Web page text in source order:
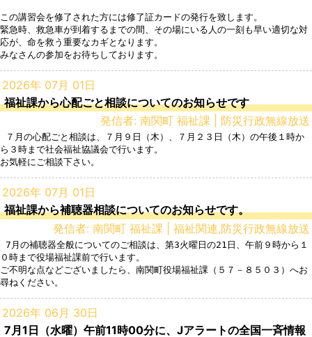
この講習会を修了された方には修了証カードの発行を致します。
緊急時、救急車が到着するまでの間、その場にいる人の一刻も早い適切な対
応が、命を救う重要なカギとなります。
みなさんの参加をお待ちしております。
2026年 07月 01日
福祉課から心配ごと相談についてのお知らせです
発信者: 南関町 福祉課 | 防災行政無線放送
ら３時まで社会福祉協議会で行います。
お気軽にご相談下さい。
2026年 07月 01日
福祉課から補聴器相談についてのお知らせです。
発信者: 南関町 福祉課 | 福祉関連,防災行政無線放送
０時まで役場福祉課前で行います。
ご不明な点などございましたら、南関町役場福祉課（５７－８５０３）へお
尋ねください。
2026年 06月 30日
7月1日（水曜）午前11時00分に、Jアラートの全国一斉情報